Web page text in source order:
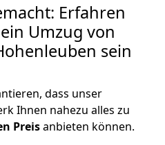
Erfahren
Umzug von
sein
dass unser
Ihnen nahezu alles zu
Preisanbieten können.